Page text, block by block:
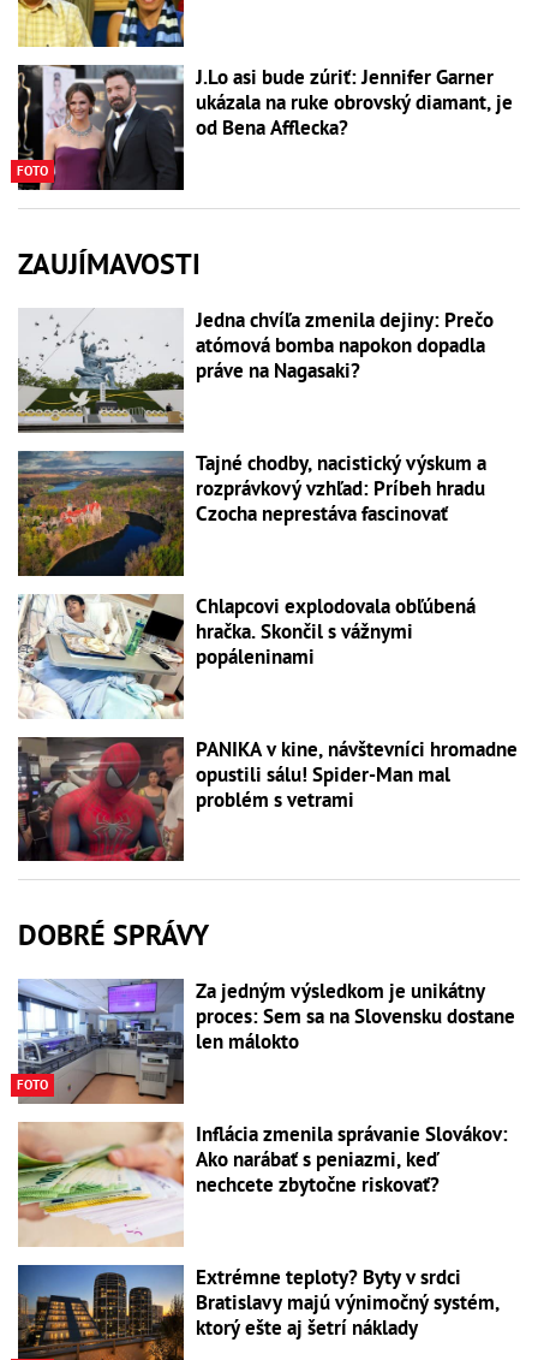
FOTO
J.Lo asi bude zúriť: Jennifer Garner
ukázala na ruke obrovský diamant, je
od Bena Afflecka?
ZAUJÍMAVOSTI
Jedna chvíľa zmenila dejiny: Prečo
atómová bomba napokon dopadla
práve na Nagasaki?
Tajné chodby, nacistický výskum a
rozprávkový vzhľad: Príbeh hradu
Czocha neprestáva fascinovať
Chlapcovi explodovala obľúbená
hračka. Skončil s vážnymi
popáleninami
PANIKA v kine, návštevníci hromadne
opustili sálu! Spider-Man mal
problém s vetrami
DOBRÉ SPRÁVY
FOTO
Za jedným výsledkom je unikátny
proces: Sem sa na Slovensku dostane
len málokto
Inflácia zmenila správanie Slovákov:
Ako narábať s peniazmi, keď
nechcete zbytočne riskovať?
Extrémne teploty? Byty v srdci
Bratislavy majú výnimočný systém,
ktorý ešte aj šetrí náklady